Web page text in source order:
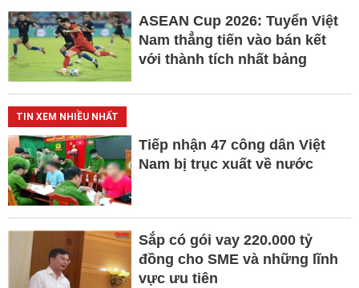
ASEAN Cup 2026: Tuyển Việt
Nam thẳng tiến vào bán kết
với thành tích nhất bảng
TIN XEM NHIỀU NHẤT
Tiếp nhận 47 công dân Việt
Nam bị trục xuất về nước
Sắp có gói vay 220.000 tỷ
đồng cho SME và những lĩnh
vực ưu tiên